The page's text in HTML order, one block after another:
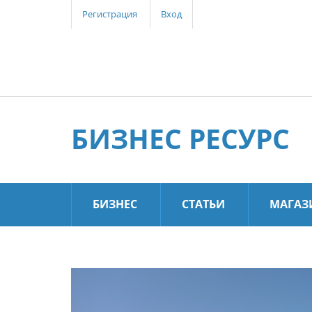
Регистрация Вход
БИЗНЕС РЕСУРС
БИЗНЕС СТАТЬИ